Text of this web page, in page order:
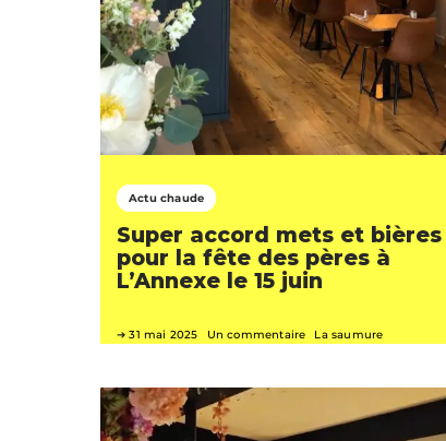
Actu chaude
Super accord mets et bières
pour la fête des pères à
L’Annexe le 15 juin
31 mai 2025 Un commentaire La saumure